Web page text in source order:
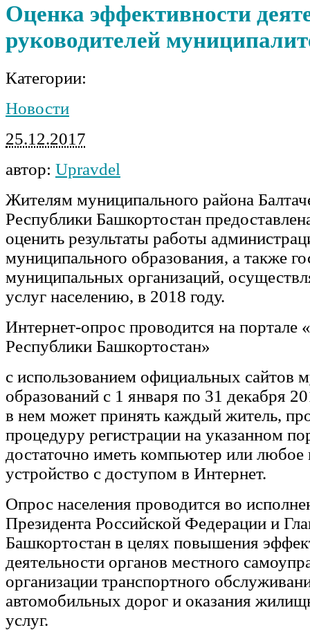
Оценка эффективности
руководителей
Категории:
Новости
25.12.2017
автор: Upravdel
Жителям муниципального района
Республики Башкортостан
оценить результаты работы
муниципального образования, а также
муниципальных организаций,
услуг населению, в 2018 году.
Интернет-опрос проводится на портале
Республики Башкортостан»
с использованием официальных сайтов
образований с 1 января по 31 декабря
в нем может принять каждый житель,
процедуру регистрации на указанном
достаточно иметь компьютер или любое
устройство с доступом в Интернет.
Опрос населения проводится во
Президента Российской Федерации и
Башкортостан в целях повышения
деятельности органов местного
организации транспортного
автомобильных дорог и оказания
услуг.